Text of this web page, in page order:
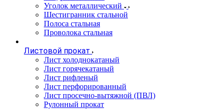
Уголок металлический
Шестигранник стальной
Полоса стальная
Проволока стальная
Листовой прокат
Лист холоднокатаный
Лист горячекатаный
Лист рифленый
Лист перфорированный
Лист просечно-вытяжной (ПВЛ)
Рулонный прокат